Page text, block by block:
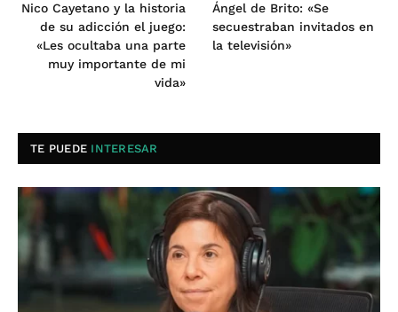
Nico Cayetano y la historia
de su adicción el juego:
«Les ocultaba una parte
muy importante de mi
vida»
Ángel de Brito: «Se
secuestraban invitados en
la televisión»
TE PUEDE INTERESAR